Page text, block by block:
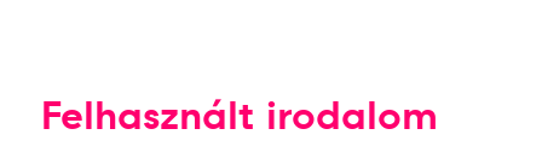
Felhasznált irodalom